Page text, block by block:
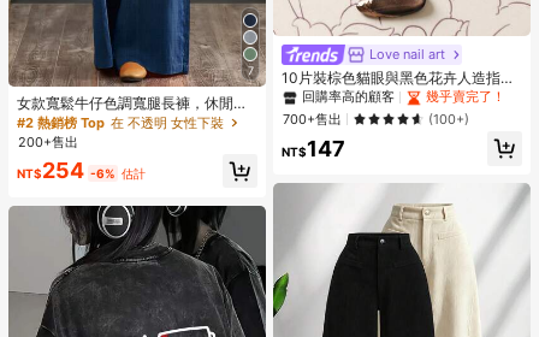
7
女款寬鬆牛仔色調寬腿長褲，休閒抽
繩口袋長褲，打造舒適日常造型
#2 熱銷榜 Top 在 不透明 女性下裝
200+售出
NT$254 -6% 估計
Love nail art
10片裝棕色貓眼與黑色花卉人造指甲
套組，含1片黏貼貼紙與1個迷你指甲
锉，短款手工穿戴式假指甲，適合辦
公室與日常配戴
回購率高的顧客
幾乎賣完了！
700+售出
(100+)
NT$147